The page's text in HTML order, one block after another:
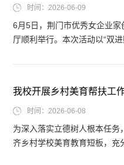
时间：2026-06-09
6月5日，荆门市优秀女企业
厅顺利举行。本次活动以“双
济与管理学院、文学与传媒
及我校学生代表共同参与本次
份有限公司董事长吴渝婷、荆
悦...
我校开展乡村美育帮扶工
时间：2026-06-08
为深入落实立德树人根本任
齐乡村学校美育教育短板，充